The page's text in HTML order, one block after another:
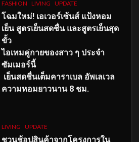
FASHION LIVING UPDATE
โฉมใหม่! เอเวอร์เซ้นส์ แป้งหอม
เย็น สูตรเย็นสดชื่น และสูตรเย็นสุด
ขั้ว
ไอเทมคู่กายของสาว ๆ ประจำ
ซัมเมอร์นี้
เย็นสดชื่นเต็มคาราเบล อัพเลเวล
ความหอมยาวนาน 8 ชม.
LIVING UPDATE
ชวนช้อปสินค้าจากโครงการใน